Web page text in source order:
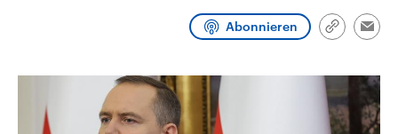
Bundesland von einer Koalition aus
und Hintergründe zu den Parteien
und Kandidaten der anstehenden
Wahl.
den mächtigsten Ländern
mit großem Einfluss auf
aktuelle Weltgeschehen.
Programm
Audio-Archiv
Abonnieren
Link